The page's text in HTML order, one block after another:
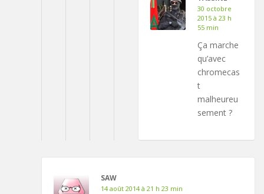
30 octobre
2015 à 23 h
55 min
Ça marche
qu’avec
chromecas
t
malheureu
sement ?
SAW
14 août 2014 à 21 h 23 min